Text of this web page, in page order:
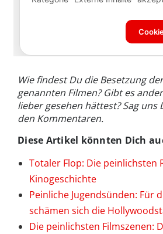
Wie findest Du die Besetzung
genannten Filmen? Gibt es
lieber gesehen hättest? Sag uns
den Kommentaren.
Diese Artikel könnten Dich
Totaler Flop: Die peinlichsten
Kinogeschichte
Peinliche Jugendsünden: Für
schämen sich die
Die peinlichsten Filmszenen: